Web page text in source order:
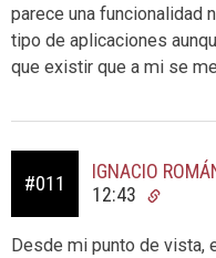
parece una funcionalidad
tipo de aplicaciones
que existir que a mi se
#011
IGNACIO
12:43
Desde mi punto de vista,